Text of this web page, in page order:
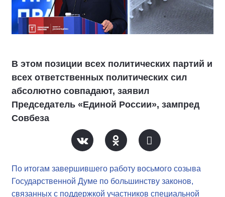
В этом позиции всех политических партий и
всех ответственных политических сил
абсолютно совпадают, заявил
Председатель «Единой России», зампред
Совбеза
По итогам завершившего работу восьмого созыва
Государственной Думе по большинству законов,
связанных с поддержкой участников специальной